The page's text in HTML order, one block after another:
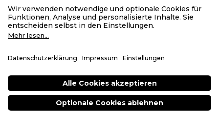
AGB
Datenschutz
Privatsphäre
Deutsch